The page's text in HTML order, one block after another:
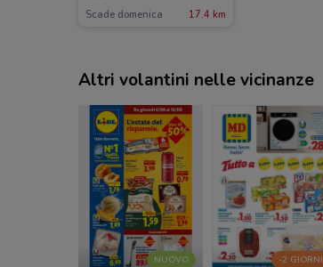
Scade domenica 17.4 km
Altri volantini nelle vicinanze
NUOVO -2 GIORNI